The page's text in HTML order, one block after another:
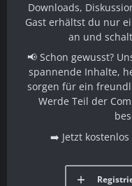
Downloads,
Gast erhältst du nur
an und
📢 Schon gewusst?
spannende Inhalte,
sorgen für ein
Werde Teil der
➡️ Jetzt